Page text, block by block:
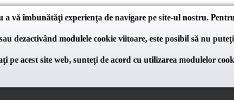
a vă îmbunătăţi experienţa de navigare pe site-ul nostru.
dezactivând modulele cookie viitoare, este posibil să nu
pe acest site web, sunteţi de acord cu utilizarea modulelor